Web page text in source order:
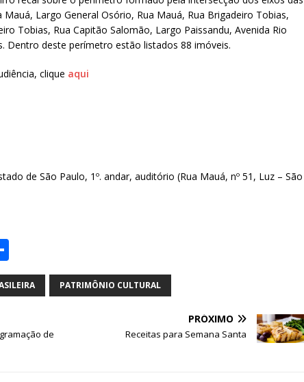
Mauá, Largo General Osório, Rua Mauá, Rua Brigadeiro Tobias,
Tobias, Rua Capitão Salomão, Largo Paissandu, Avenida Rio
Dentro deste perímetro estão listados 88 imóveis.
clique aqui
de São Paulo, 1º. andar, auditório (Rua Mauá, nº 51, Luz – São
h
ar PATRIMÔNIO CULTURAL
de
PRÓXIMO
Receitas para Semana Santa